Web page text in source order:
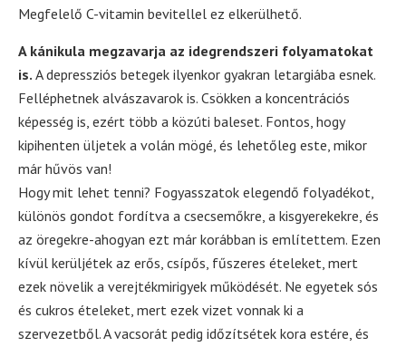
Megfelelő C-vitamin bevitellel ez elkerülhető.
A kánikula megzavarja az idegrendszeri folyamatokat
is. A depressziós betegek ilyenkor gyakran letargiába esnek.
Felléphetnek alvászavarok is. Csökken a koncentrációs
képesség is, ezért több a közúti baleset. Fontos, hogy
kipihenten üljetek a volán mögé, és lehetőleg este, mikor
már hűvös van!
Hogy mit lehet tenni? Fogyasszatok elegendő folyadékot,
különös gondot fordítva a csecsemőkre, a kisgyerekekre, és
az öregekre-ahogyan ezt már korábban is említettem. Ezen
kívül kerüljétek az erős, csípős, fűszeres ételeket, mert
ezek növelik a verejtékmirigyek működését. Ne egyetek sós
és cukros ételeket, mert ezek vizet vonnak ki a
szervezetből. A vacsorát pedig időzítsétek kora estére, és